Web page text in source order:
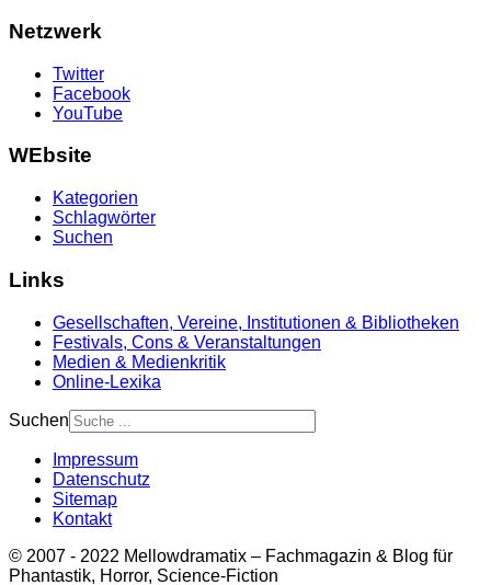
Netzwerk
Twitter
Facebook
YouTube
WEbsite
Kategorien
Schlagwörter
Suchen
Links
Gesellschaften, Vereine, Institutionen & Bibliotheken
Festivals, Cons & Veranstaltungen
Medien & Medienkritik
Online-Lexika
Suchen
Impressum
Datenschutz
Sitemap
Kontakt
© 2007 - 2022 Mellowdramatix – Fachmagazin & Blog für
Phantastik, Horror, Science-Fiction